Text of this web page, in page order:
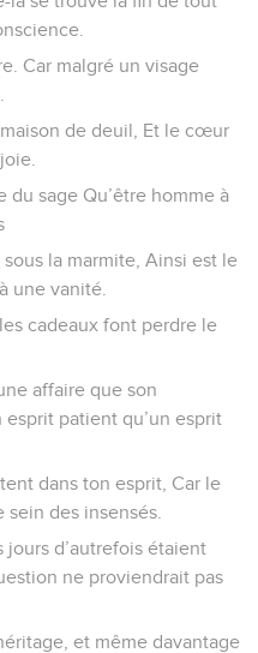
Car malgré un visage
de deuil, Et le cœur
sage Qu’être homme à
la marmite, Ainsi est le
une vanité.
cadeaux font perdre le
affaire que son
patient qu’un esprit
dans ton esprit, Car le
des insensés.
jours d’autrefois étaient
ne proviendrait pas
et même davantage